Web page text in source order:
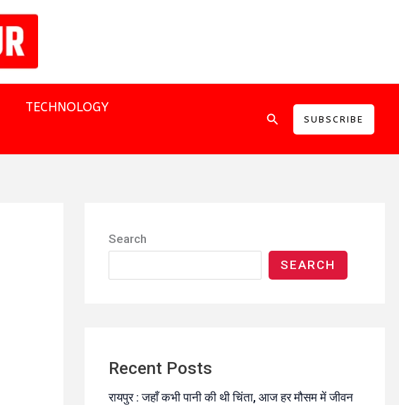
TECHNOLOGY
SearchSUBSCRIBE
Search
SEARCH
Recent Posts
रायपुर : जहाँ कभी पानी की थी चिंता, आज हर मौसम में जीवन